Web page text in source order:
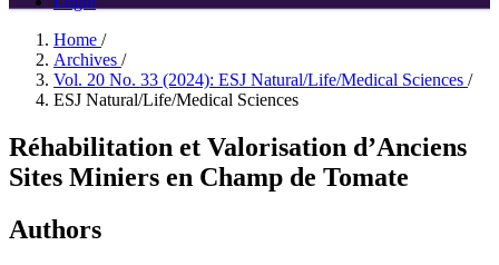
Home /
Archives /
Vol. 20 No. 33 (2024): ESJ Natural/Life/Medical Sciences /
ESJ Natural/Life/Medical Sciences
Réhabilitation et Valorisation d’Anciens
Sites Miniers en Champ de Tomate
Authors